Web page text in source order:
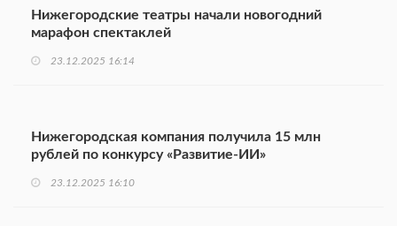
Нижегородские театры начали новогодний
марафон спектаклей
23.12.2025 16:14
Нижегородская компания получила 15 млн
рублей по конкурсу «Развитие-ИИ»
23.12.2025 16:10